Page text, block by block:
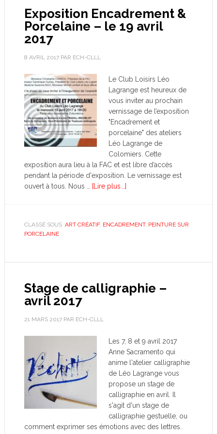
Exposition Encadrement &
Porcelaine – le 19 avril
2017
8 AVRIL 2017PAR ECH-CLLL
Le Club Loisirs Léo
Lagrange est heureux de
vous inviter au prochain
vernissage de l’exposition
"Encadrement et
porcelaine" des ateliers
Léo Lagrange de
Colomiers. Cette
exposition aura lieu à la FAC et est libre d’accès
pendant la période d'exposition. Le vernissage est
ouvert à tous. Nous …
[Lire plus...]
CLASSÉ SOUS :ART CRÉATIF, ENCADREMENT, PEINTURE SUR
PORCELAINE
Stage de calligraphie –
avril 2017
21 MARS 2017PAR ECH-CLLL
Les 7, 8 et 9 avril 2017
Anne Sacramento qui
anime l'atelier calligraphie
de Léo Lagrange vous
propose un stage de
calligraphie en avril. Il
s'agit d'un stage de
calligraphie gestuelle, ou
comment exprimer ses émotions avec des lettres.